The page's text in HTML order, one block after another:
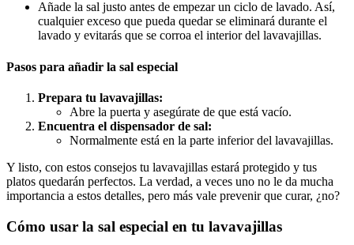
Añade la sal justo antes de empezar un ciclo de lavado. Así,
cualquier exceso que pueda quedar se eliminará durante el
lavado y evitarás que se corroa el interior del lavavajillas.
Pasos para añadir la sal especial
Prepara tu lavavajillas:
Abre la puerta y asegúrate de que está vacío.
Encuentra el dispensador de sal:
Normalmente está en la parte inferior del lavavajillas.
Y listo, con estos consejos tu lavavajillas estará protegido y tus
platos quedarán perfectos. La verdad, a veces uno no le da mucha
importancia a estos detalles, pero más vale prevenir que curar, ¿no?
Cómo usar la sal especial en tu lavavajillas